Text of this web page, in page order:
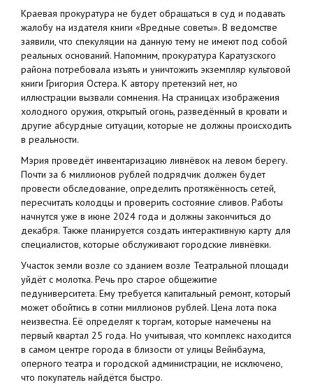
Краевая прокуратура не будет обращаться в суд и подавать
жалобу на издателя книги «Вредные советы». В ведомстве
заявили, что спекуляции на данную тему не имеют под собой
реальных оснований. Напомним, прокуратура Каратузского
района потребовала изъять и уничтожить экземпляр культовой
книги Григория Остера. К автору претензий нет, но
иллюстрации вызвали сомнения. На страницах изображения
холодного оружия, открытый огонь, разведённый в кровати и
другие абсурдные ситуации, которые не должны происходить
в реальности.
Мэрия проведёт инвентаризацию ливнёвок на левом берегу.
Почти за 6 миллионов рублей подрядчик должен будет
провести обследование, определить протяжённость сетей,
пересчитать колодцы и проверить состояние сливов. Работы
начнутся уже в июне 2024 года и должны закончиться до
декабря. Также планируется создать интерактивную карту для
специалистов, которые обслуживают городские ливнёвки.
Участок земли возле со зданием возле Театральной площади
уйдёт с молотка. Речь про старое общежитие
педуниверситета. Ему требуется капитальный ремонт, который
может обойтись в сотни миллионов рублей. Цена лота пока
неизвестна. Её определят к торгам, которые намечены на
первый квартал 25 года. Но учитывая, что комплекс находится
в самом центре города в близости от улицы Вейнбаума,
оперного театра и городской администрации, не исключено,
что покупатель найдётся быстро.